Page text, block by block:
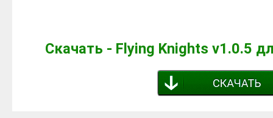
Скачать - Flying Knights v1.0.5